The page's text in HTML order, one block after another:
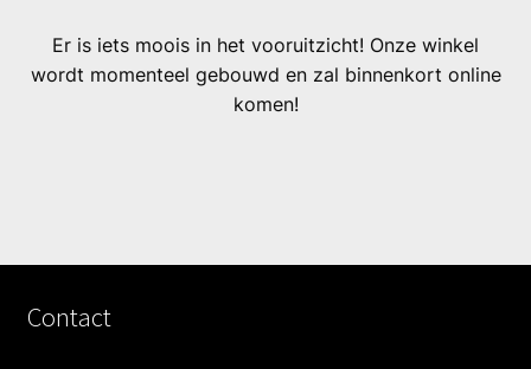
Er is iets moois in het vooruitzicht! Onze winkel
wordt momenteel gebouwd en zal binnenkort online
komen!
Contact